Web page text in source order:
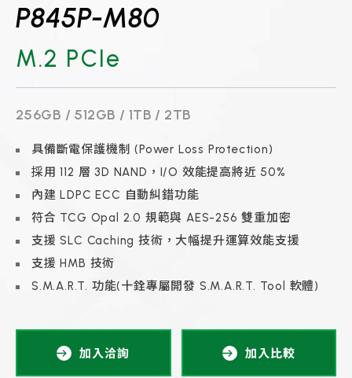
P845P-M80
M.2 PCIe
256GB / 512GB / 1TB / 2TB
具備斷電保護機制 (Power Loss Protection)
採用 112 層 3D NAND，I/O 效能提高將近 50%
內建 LDPC ECC 自動糾錯功能
符合 TCG Opal 2.0 規範與 AES-256 雙重加密
支援 SLC Caching 技術，大幅提升運算效能支援
支援 HMB 技術
S.M.A.R.T. 功能(十銓專屬開發 S.M.A.R.T. Tool 軟體)
加入洽詢 加入比較